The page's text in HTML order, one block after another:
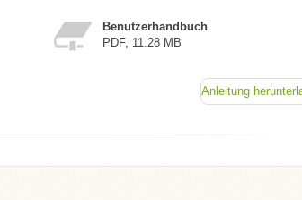
Benutzerhandbuch
PDF, 11.28 MB
Anleitung